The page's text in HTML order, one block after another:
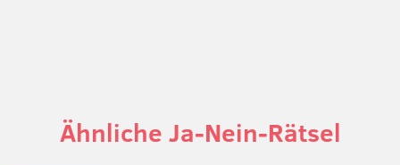
Ähnliche Ja-Nein-Rätsel